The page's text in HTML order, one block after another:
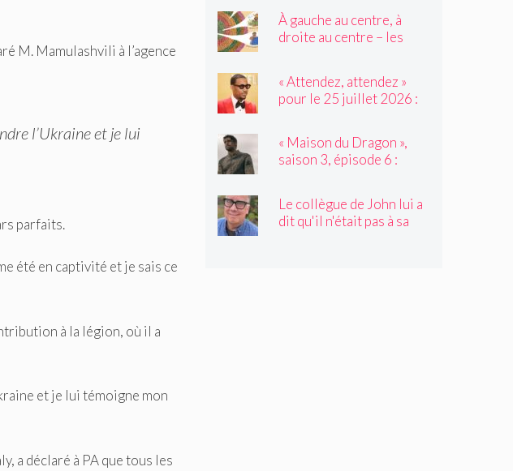
M. Mamulashvili à l’agence
l’Ukraine et je lui
parfaits.
été en captivité et je sais ce
à la légion, où il a
et je lui témoigne mon
a déclaré à PA que tous les
migration inversée de sa
famille du Nord vers le
Sud
À gauche au centre, à
droite au centre – les
histoires »
« Attendez, attendez »
pour le 25 juillet 2026 :
Williams
« Maison du Dragon »,
saison 3, épisode 6 :
Le collègue de John lui a
dit qu'il n'était pas à sa